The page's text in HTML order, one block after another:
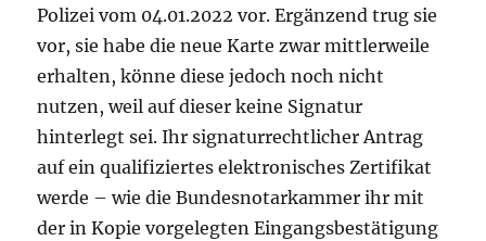
Polizei vom 04.01.2022 vor. Ergänzend trug sie
vor, sie habe die neue Karte zwar mittlerweile
erhalten, könne diese jedoch noch nicht
nutzen, weil auf dieser keine Signatur
hinterlegt sei. Ihr signaturrechtlicher Antrag
auf ein qualifiziertes elektronisches Zertifikat
werde – wie die Bundesnotarkammer ihr mit
der in Kopie vorgelegten Eingangsbestätigung